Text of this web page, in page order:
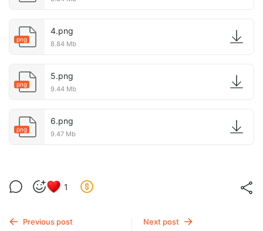
png
4.png
8.84 Mb
png
5.png
9.44 Mb
png
6.png
9.47 Mb
1
Previous post
Next post